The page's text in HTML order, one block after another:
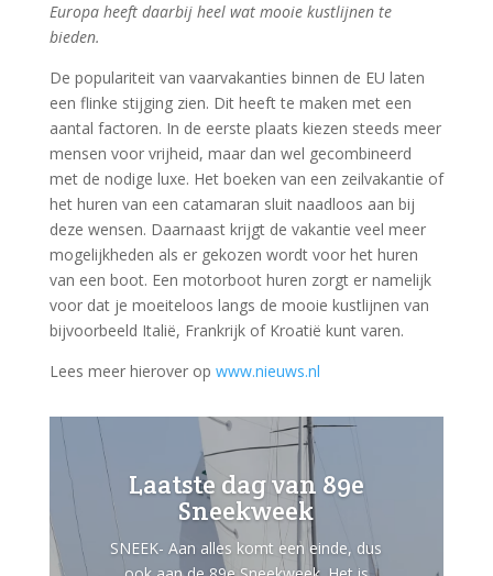
Europa heeft daarbij heel wat mooie kustlijnen te
bieden.
De populariteit van vaarvakanties binnen de EU laten
een flinke stijging zien. Dit heeft te maken met een
aantal factoren. In de eerste plaats kiezen steeds meer
mensen voor vrijheid, maar dan wel gecombineerd
met de nodige luxe. Het boeken van een zeilvakantie of
het huren van een catamaran sluit naadloos aan bij
deze wensen. Daarnaast krijgt de vakantie veel meer
mogelijkheden als er gekozen wordt voor het huren
van een boot. Een motorboot huren zorgt er namelijk
voor dat je moeiteloos langs de mooie kustlijnen van
bijvoorbeeld Italië, Frankrijk of Kroatië kunt varen.
Lees meer hierover op www.nieuws.nl
Laatste dag van 89e
Sneekweek
SNEEK- Aan alles komt een einde, dus